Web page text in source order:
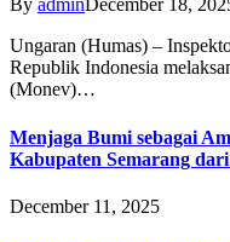
By adminDecember 18,
Ungaran (Humas) –
Republik Indonesia
(Monev)…
Menjaga Bumi sebagai
Kabupaten Semarang
December 11, 2025